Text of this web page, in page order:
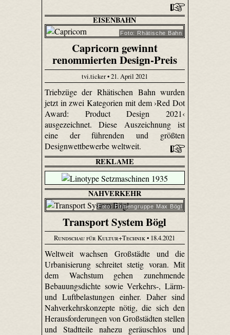
EISENBAHN
Foto: Rhätische Bahn
Capricorn gewinnt
renommierten Design-Preis
tvi.ticker • 21. April 2021
Triebzüge der Rhätischen Bahn wurden
jetzt in zwei Kategorien mit dem ›Red Dot
Award: Product Design 2021‹
ausgezeichnet. Diese Auszeichnung ist
eine der führenden und größten
Designwettbewerbe weltweit.
REKLAME
NAHVERKEHR
Foto: Firmengruppe Max Bögl
Transport System Bögl
Rundschau für Kultur+Technik• 18.4.2021
Weltweit wachsen Großstädte und die
Urbanisierung schreitet stetig voran. Mit
dem Wachstum gehen zunehmende
Bebauungsdichte sowie Verkehrs-, Lärm-
und Luftbelastungen einher. Daher sind
Nahverkehrskonzepte nötig, die sich den
Herausforderungen von Großstädten stellen
und Stadtteile nahezu geräuschlos und